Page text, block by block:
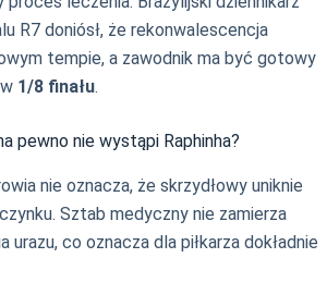
R7 doniósł, że rekonwalescencja
tempie, a zawodnik ma być gotowy
1/8 finału.
pewno nie wystąpi Raphinha?
nie oznacza, że skrzydłowy uniknie
Sztab medyczny nie zamierza
urazu, co oznacza dla piłkarza dokładnie